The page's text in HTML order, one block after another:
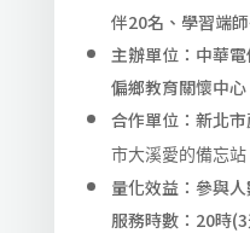
伴20名、學習端
主辦單位：中華
偏鄉教育關懷中心
合作單位：新北
市大溪愛的備忘站
量化效益：參與
服務時數：20時